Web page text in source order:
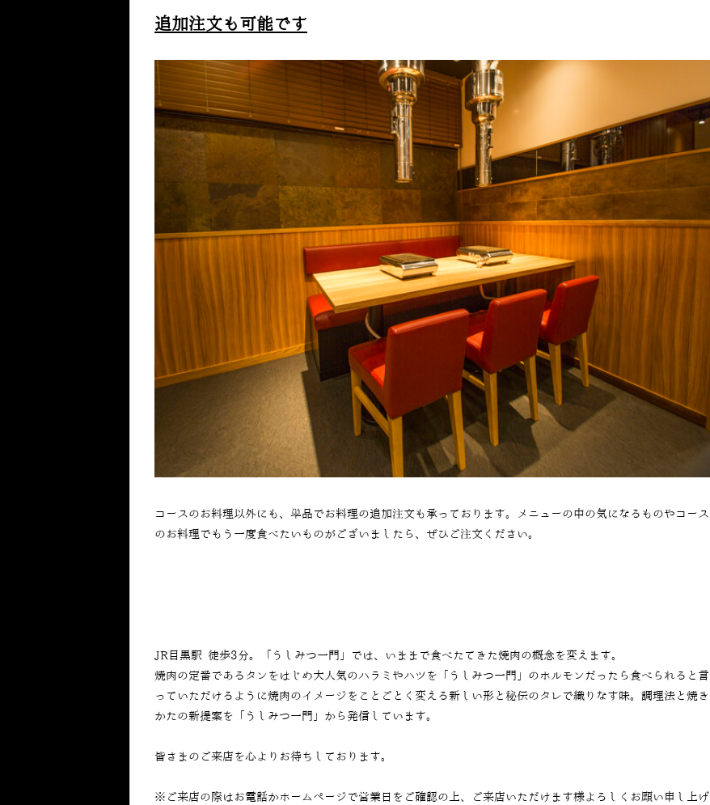
追加注文も可能です
コースのお料理以外にも、単品でお料理の追加注文も承っております。メニューの中の気になるものやコース
のお料理でもう一度食べたいものがございましたら、ぜひご注文ください。
JR目黒駅 徒歩3分。「うしみつ一門」では、いままで食べたてきた焼肉の概念を変えます。
焼肉の定番であるタンをはじめ大人気のハラミやハツを「うしみつ一門」のホルモンだったら食べられると言
っていただけるように焼肉のイメージをことごとく変える新しい形と秘伝のタレで織りなす味。調理法と焼き
かたの新提案を「うしみつ一門」から発信しています。
皆さまのご来店を心よりお待ちしております。
※ご来店の際はお電話かホームページで営業日をご確認の上、ご来店いただけます様よろしくお願い申し上げ